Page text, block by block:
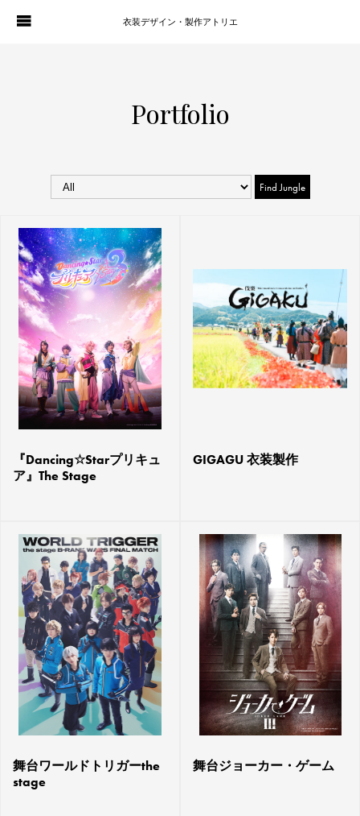
ATELIER P. OF S.
HISTORY
衣装デザイン・製作アトリエ
Portfolio
『Dancing☆Starプリキュ
ア』The Stage
GIGAGU 衣装製作
舞台ワールドトリガーthe
stage
舞台ジョーカー・ゲーム